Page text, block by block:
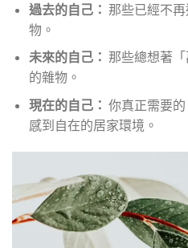
過去的自己： 那些已經不
物。
未來的自己： 那些總想著
的雜物。
現在的自己： 你真正需要
感到自在的居家環境。